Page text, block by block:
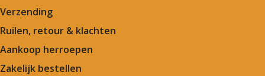
Verzending
Ruilen, retour & klachten
Aankoop herroepen
Zakelijk bestellen